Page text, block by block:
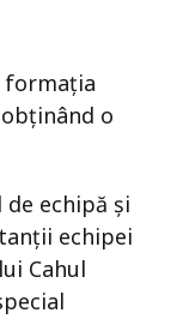
formația
o
echipă și
echipei
Cahul